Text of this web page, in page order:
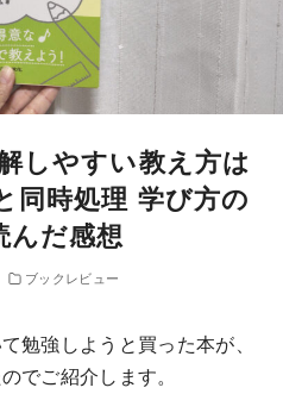
しやすい教え方は
同時処理 学び方の
んだ感想
ブックレビュー
勉強しようと買った本が、
でご紹介します。